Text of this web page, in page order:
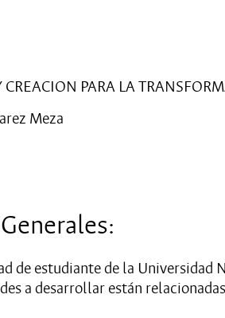
PARA LA
Meza
de estudiante de la Universidad
a desarrollar están